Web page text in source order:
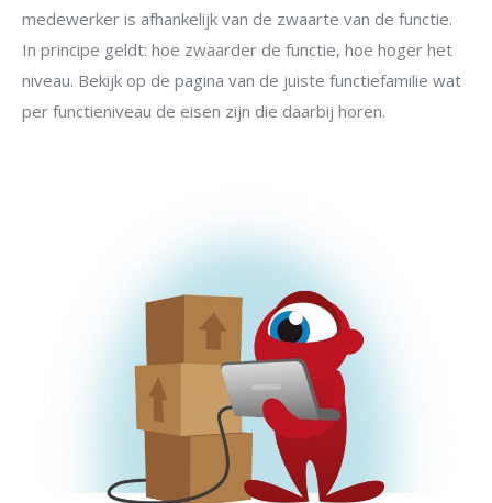
medewerker is afhankelijk van de zwaarte van de functie.
In principe geldt: hoe zwaarder de functie, hoe hoger het
niveau. Bekijk op de pagina van de juiste functiefamilie wat
per functieniveau de eisen zijn die daarbij horen.